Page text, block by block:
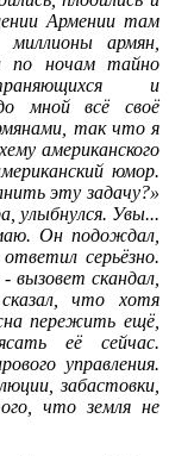
Армении там
армян,
по ночам тайно
и
мной всё своё
так что я
американского
юмор.
эту задачу?»
улыбнулся. Увы...
Он подождал,
серьёзно.
вызовет скандал,
что хотя
пережить ещё,
её сейчас.
управления.
забастовки,
что земля не